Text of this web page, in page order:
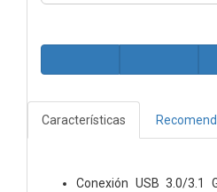
Características
Conexión USB 3.0/3.1